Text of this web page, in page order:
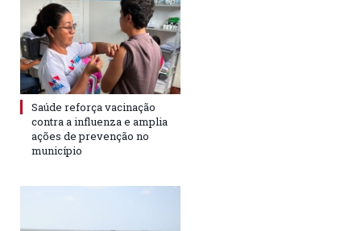
Saúde reforça vacinação
contra a influenza e amplia
ações de prevenção no
município